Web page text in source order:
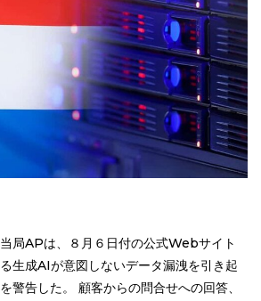
局APは、８月６日付の公式Webサイト
生成AIが意図しないデータ漏洩を引き起
警告した。 顧客からの問合せへの回答、